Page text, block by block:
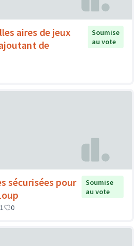
aires de jeux
de
Soumise
au vote
sécurisées pour
Soumise
au vote
1 0